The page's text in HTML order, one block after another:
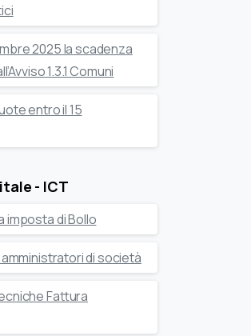
2025 la scadenza
1.3.1 Comuni
entro il 15
- ICT
imposta di Bollo
di società
Fattura